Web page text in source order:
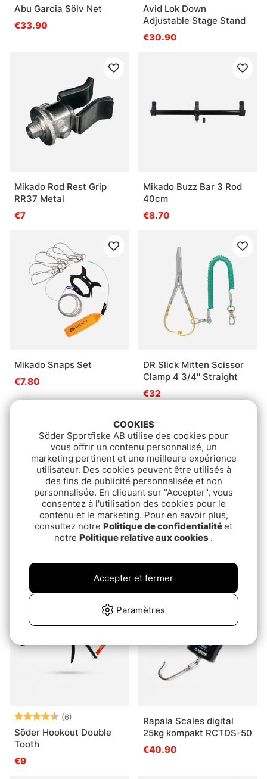
Abu Garcia Sölv Net
€33.90
Avid Lok Down
Adjustable Stage Stand
€30.90
Mikado Rod Rest Grip
RR37 Metal
€7
Mikado Buzz Bar 3 Rod
40cm
€8.70
Mikado Snaps Set
€7.80
DR Slick Mitten Scissor
Clamp 4 3/4'' Straight
€32
FIBE Isskopa Plast
€4.30
Sonik Stanz Stage Stand
€21.90
Note: (6)
Söder Hookout Double
Tooth
€9
Rapala Scales digital
25kg kompakt RCTDS-50
€40.90
COOKIES
Söder Sportfiske AB utilise des cookies pour
vous offrir un contenu personnalisé, un
marketing pertinent et une meilleure expérience
utilisateur. Des cookies peuvent être utilisés à
des fins de publicité personnalisée et non
personnalisée. En cliquant sur "Accepter", vous
consentez à l'utilisation des cookies pour le
contenu et le marketing. Pour en savoir plus,
consultez notre Politique de confidentialitéet
notre Politique relative aux cookies .
Paramètres
Accepter et fermer